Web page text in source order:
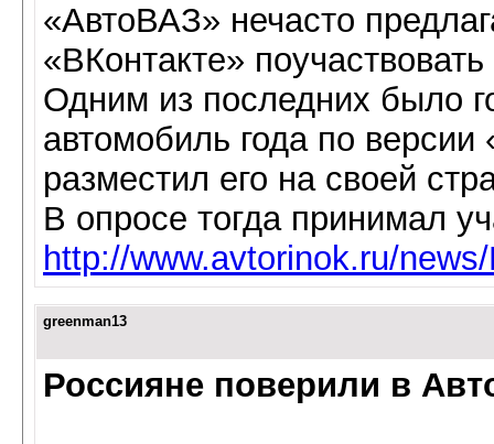
«АвтоВАЗ» нечасто
«ВКонтакте»
Одним из последних было
автомобиль года по
разместил его на своей
В опросе тогда принимал
http://www.avtorinok.ru/
greenman13
Россияне поверили в